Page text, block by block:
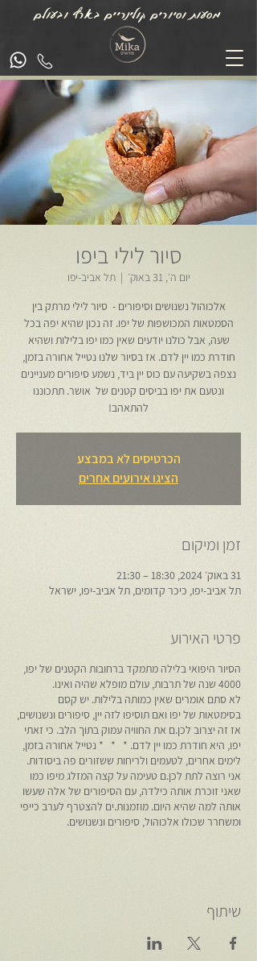
מסעות וסיורים קולינריים בארץ ובעולם
סיור לילי ביפו
יום ה׳, 31 באוק׳
  |
תל אביב-יפו
אלכוהול נשנושים וסיפורים - סיור לילי מרתק בין
הסמטאות המכושפות של יפו. זה נכון שהיא יפה בכל
שעה, אבל כולנו יודעים שאין כמו יפו בלילות ושהיא
חודרת כמו יין לדם. אז בסיור שלנו נטייל אחורה בזמן,
נצפה בשקיעה עם כוס יין ביד, נשמע סיפורים מעניינים
ונטעם את יפו בביסים קטנים של אושר. תתכוננו
להתאהב!
הכרטיסים לא במבצע
הציגו אירועים אחרים
זמן ומיקום
31 באוק׳ 2024, 18:30 – 21:30
תל אביב-יפו, כיכר קדומים, תל אביב-יפו, ישראל
פרטי האירוע
הסיור היפואי בלילה מתמקד ברחובות הקטנים של יפו,
4000 שנה של תרבות, עולם מופלא שהיה ואינו.
לא סתם אומרים שאין כמותה בלילות. יש קסם
בסימטאות של יפו ואם תוסיפו לזה יין, סיפורים ונשנושים,
אז זה יצרוב לכן.ם את החוויה עמוק בתוך הלב. כי זאתי
יפו, היא חודרת כמו יין לדם. * * * נטייל אחורה בזמן,
לימים אחרים, לטעמים ולריחות ששזורים פה ביסודות.
אני רוצה לתת לכן.ם טעימה על קצה המזלג מיפו כמו
שאני זוכרת אותה כילדה, עם הסיפורים של אלה שעשו
אותה למה שהיא היום. מוזמנות.ים להצטרף לערב כייפי
ומשחרר שכולו אלכוהול, סיפורים ונשנושים.
שיתוף